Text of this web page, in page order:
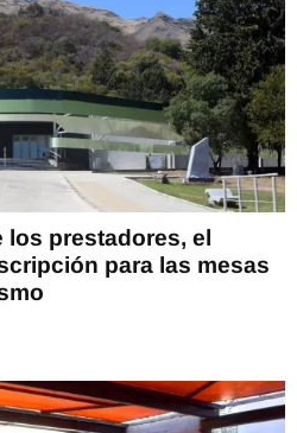
prestadores, el
para las mesas